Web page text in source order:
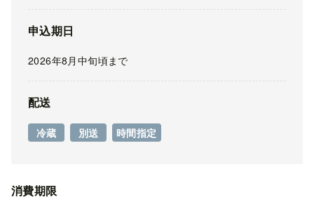
申込期日
2026年8月中旬頃まで
配送
冷蔵 別送 時間指定
消費期限